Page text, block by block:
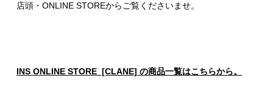
店頭・ONLINE STOREからご覧くださいませ。
INS ONLINE STORE [CLANE] の商品一覧はこちらから。